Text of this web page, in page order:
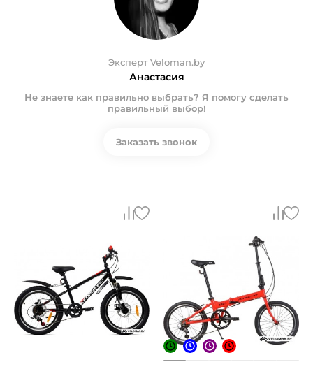
Эксперт Veloman.by
Анастасия
Не знаете как правильно выбрать? Я помогу сделать
правильный выбор!
Заказать звонок